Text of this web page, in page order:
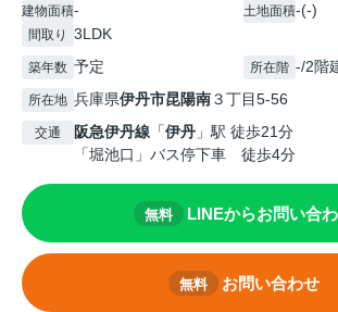
建物面積- 土地面積-(-)
間取り 3LDK
築年数 予定 所在階 -/2階
所在地 兵庫県伊丹市昆陽南３丁目5-56
交通 阪急伊丹線 「伊丹 」駅 徒歩21分
「堀池口」バス停下車 徒歩4分
無料 LINEからお問い合
無料 お問い合わせ